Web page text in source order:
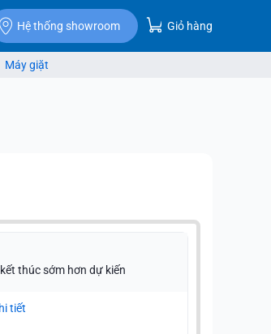
Hệ thống showroom Giỏ hàng
Máy giặt
thúc sớm hơn dự kiến
tiết